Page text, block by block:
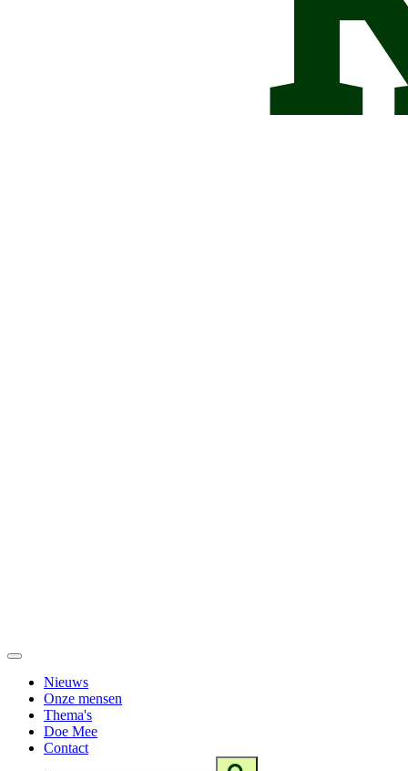
Nieuws
Onze mensen
Thema's
Doe Mee
Contact